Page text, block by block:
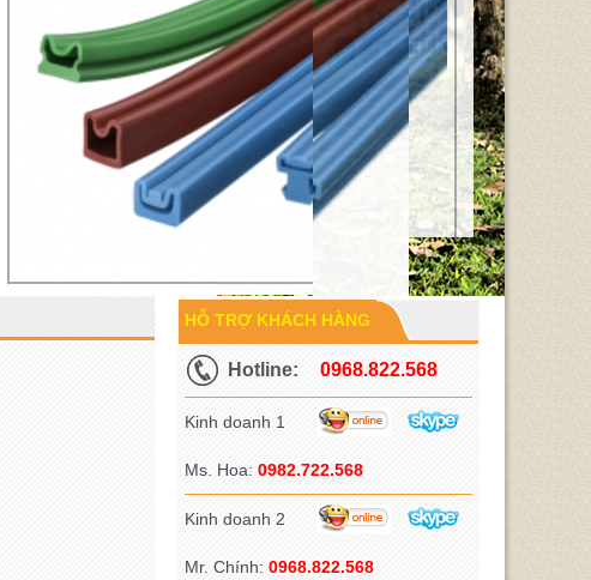
HỖ TRỢ KHÁCH HÀNG
Hotline: 0968.822.568
Kinh doanh 1
Ms. Hoa: 0982.722.568
Kinh doanh 2
Mr. Chính: 0968.822.568